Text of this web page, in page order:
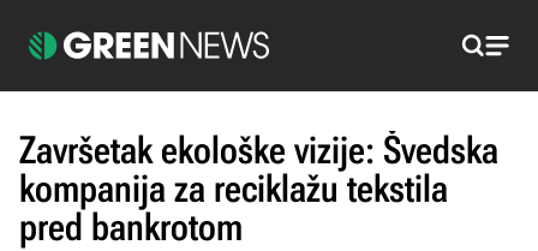
Pretraži
Završetak ekološke vizije: Švedska
kompanija za reciklažu tekstila
pred bankrotom